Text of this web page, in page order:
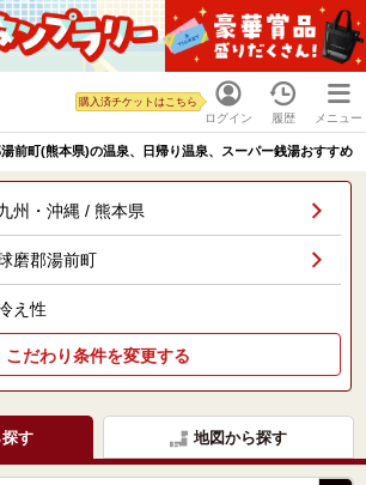
ログイン
購入済チケットはこちら
履歴 メニュー
前町(熊本県)の温泉、日帰り温泉、スーパー銭湯おすすめ
州・沖縄 / 熊本県
磨郡湯前町
え性
こだわり条件を変更する
探す 地図から探す